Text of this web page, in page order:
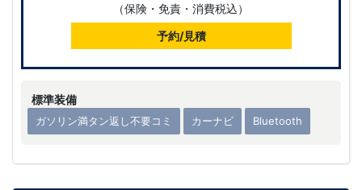
標準装備
ガソリン満タン返し不要コミ カーナビ Bluetooth
（保険・免責・消費税込）
予約/見積